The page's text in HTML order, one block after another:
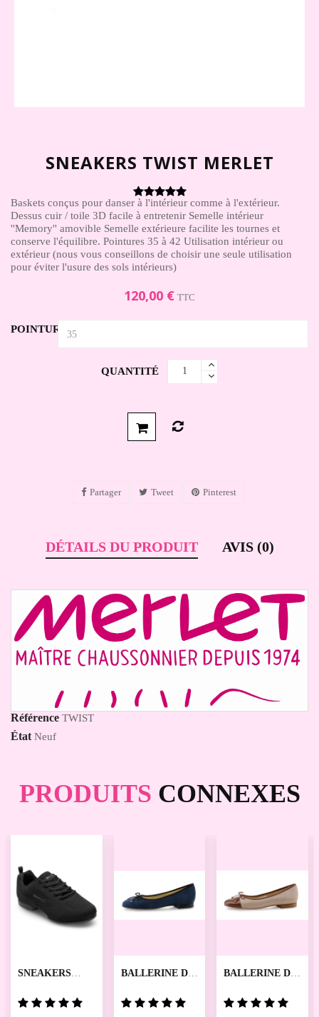
SNEAKERS TWIST MERLET
Baskets conçus pour danser à l'intérieur comme à l'extérieur.
Dessus cuir / toile 3D facile à entretenir Semelle intérieur
''Memory'' amovible Semelle extérieure facilite les tournes et
conserve l'équilibre. Pointures 35 à 42 Utilisation intérieur ou
extérieur (nous vous conseillons de choisir une seule utilisation
pour éviter l'usure des sols intérieurs)
120,00 € TTC
POINTURE
QUANTITÉ
Partager Tweet Pinterest
DÉTAILS DU PRODUIT AVIS (0)
Référence TWIST
État Neuf
PRODUITS CONNEXES
SNEAKERS
BALLERINE DE
WERNER KERN
BALLERINE DE
WERNER KERN